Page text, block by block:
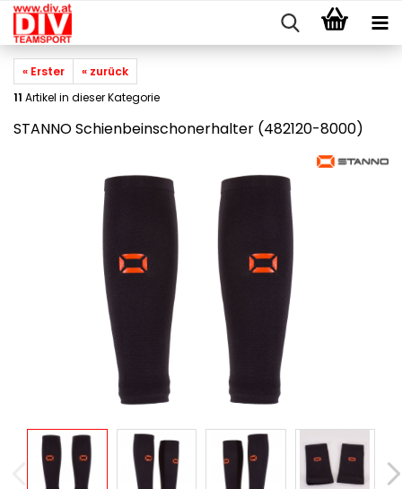
« Erster
« zurück
11 Artikel in dieser Kategorie
STANNO Schienbeinschonerhalter (482120-8000)